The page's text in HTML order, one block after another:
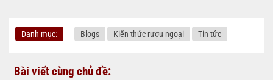
Danh mục: Blogs Kiến thức rượu ngoại Tin tức
Bài viết cùng chủ đề: